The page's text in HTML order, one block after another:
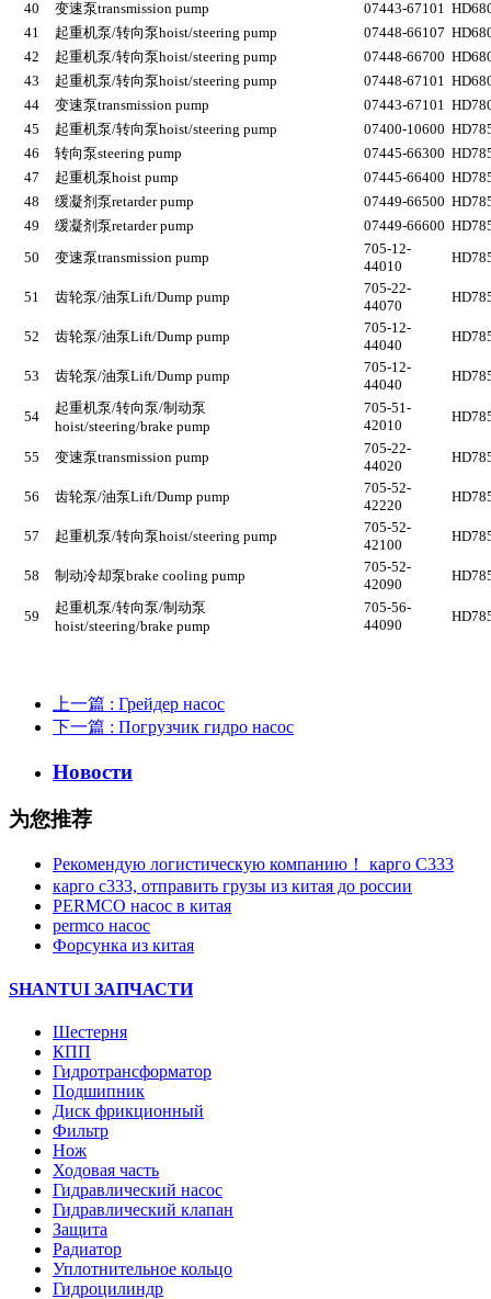
40 变速泵transmission pump 07443-67101
41
起重机泵/转向泵hoist/steering pump 07448-66107
42
起重机泵/转向泵hoist/steering pump 07448-66700
43
起重机泵/转向泵hoist/steering pump 07448-67101
44
变速泵transmission pump 07443-67101
45
起重机泵/转向泵hoist/steering pump 07400-10600
46
转向泵steering pump 07445-66300
47
起重机泵hoist pump 07445-66400
48
缓凝剂泵retarder pump 07449-66500
49
缓凝剂泵retarder pump 07449-66600
50
变速泵transmission pump
705-12-
44010
51 齿轮泵/油泵Lift/Dump pump
705-22-
44070
52 齿轮泵/油泵Lift/Dump pump
705-12-
44040
53 齿轮泵/油泵Lift/Dump pump
705-12-
44040
54
起重机泵/转向泵/制动泵
hoist/steering/brake pump
705-51-
42010
55 变速泵transmission pump
705-22-
44020
56 齿轮泵/油泵Lift/Dump pump
705-52-
42220
57 起重机泵/转向泵hoist/steering pump
705-52-
42100
58 制动冷却泵brake cooling pump
705-52-
42090
59
起重机泵/转向泵/制动泵
hoist/steering/brake pump
705-56-
44090
上一篇 : Грейдер насос
下一篇 : Погрузчик гидро насос
Новости
为您推荐
Рекомендую логистическую компанию！ карго C333
карго с333, отправить грузы из китая до россии
PERMCO насос в китая
permco насос
Форсунка из китая
SHANTUI ЗАПЧАСТИ
Шестерня
КПП
Гидротрансформатор
Подшипник
Диск фрикционный
Фильтр
Нож
Ходовая часть
Гидравлический насос
Гидравлический клапан
Защита
Радиатор
Уплотнительное кольцо
Гидроцилиндр